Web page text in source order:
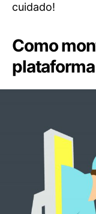
cuidado!
Como
plataforma